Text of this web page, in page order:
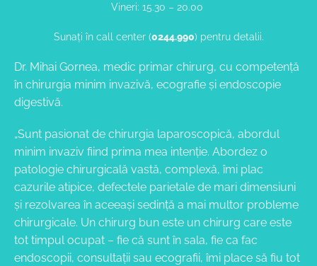
Vineri: 15.30 – 20.00
Sunați în call center (0244.990) pentru detalii.
Dr. Mihai Gornea, medic primar chirurg, cu competență
în chirurgia minim invazivă, ecografie și endoscopie
digestivă.
„Sunt pasionat de chirurgia laparoscopică, abordul
minim invaziv fiind prima mea intenție. Abordez o
patologie chirurgicală vastă, complexă, îmi plac
cazurile atipice, defectele parietale de mari dimensiuni
și rezolvarea în aceeași sedință a mai multor probleme
chirurgicale. Un chirurg bun este un chirurg care este
tot timpul ocupat – fie că sunt în sala, fie ca fac
endoscopii, consultații sau ecografii, îmi place să fiu tot